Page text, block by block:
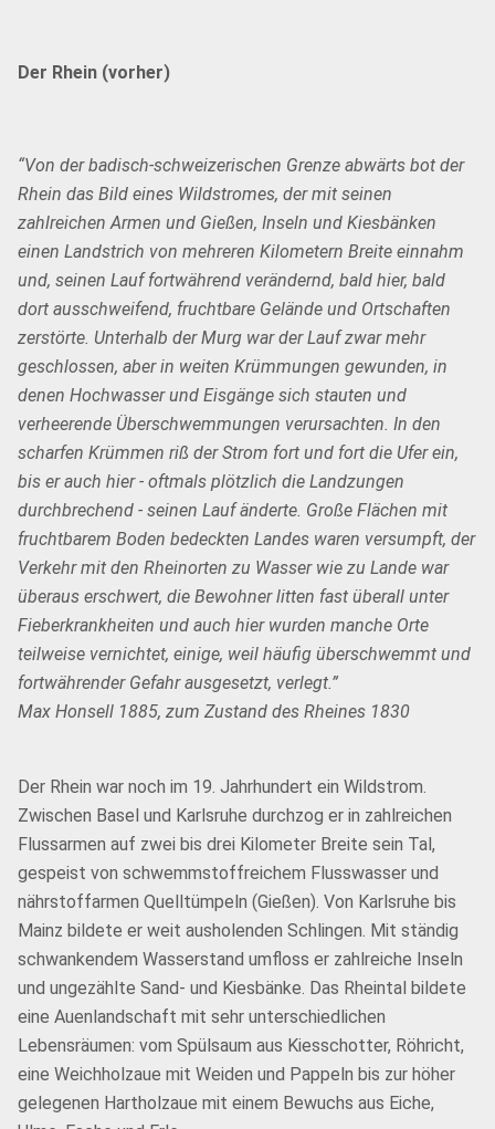
Der Rhein (vorher)
“Von der badisch-schweizerischen Grenze abwärts bot der
Rhein das Bild eines Wildstromes, der mit seinen
zahlreichen Armen und Gießen, Inseln und Kiesbänken
einen Landstrich von mehreren Kilometern Breite einnahm
und, seinen Lauf fortwährend verändernd, bald hier, bald
dort ausschweifend, fruchtbare Gelände und Ortschaften
zerstörte. Unterhalb der Murg war der Lauf zwar mehr
geschlossen, aber in weiten Krümmungen gewunden, in
denen Hochwasser und Eisgänge sich stauten und
verheerende Überschwemmungen verursachten. In den
scharfen Krümmen riß der Strom fort und fort die Ufer ein,
bis er auch hier - oftmals plötzlich die Landzungen
durchbrechend - seinen Lauf änderte. Große Flächen mit
fruchtbarem Boden bedeckten Landes waren versumpft, der
Verkehr mit den Rheinorten zu Wasser wie zu Lande war
überaus erschwert, die Bewohner litten fast überall unter
Fieberkrankheiten und auch hier wurden manche Orte
teilweise vernichtet, einige, weil häufig überschwemmt und
fortwährender Gefahr ausgesetzt, verlegt.”
Max Honsell 1885, zum Zustand des Rheines 1830
Der Rhein war noch im 19. Jahrhundert ein Wildstrom.
Zwischen Basel und Karlsruhe durchzog er in zahlreichen
Flussarmen auf zwei bis drei Kilometer Breite sein Tal,
gespeist von schwemmstoffreichem Flusswasser und
nährstoffarmen Quelltümpeln (Gießen). Von Karlsruhe bis
Mainz bildete er weit ausholenden Schlingen. Mit ständig
schwankendem Wasserstand umfloss er zahlreiche Inseln
und ungezählte Sand- und Kiesbänke. Das Rheintal bildete
eine Auenlandschaft mit sehr unterschiedlichen
Lebensräumen: vom Spülsaum aus Kiesschotter, Röhricht,
eine Weichholzaue mit Weiden und Pappeln bis zur höher
gelegenen Hartholzaue mit einem Bewuchs aus Eiche,